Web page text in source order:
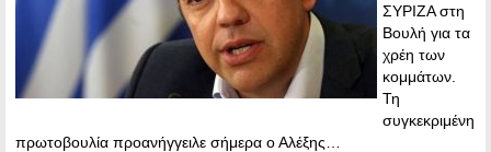
ΣΥΡΙΖΑ στη
Βουλή για τα
χρέη των
κομμάτων.
Τη
συγκεκριμένη
πρωτοβουλία προανήγγειλε σήμερα ο Αλέξης…